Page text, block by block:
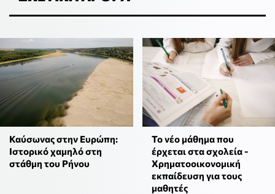
Καύσωνας στην Ευρώπη:
Ιστορικό χαμηλό στη
στάθμη του Ρήνου
Το νέο μάθημα που
έρχεται στα σχολεία -
Χρηματοοικονομική
εκπαίδευση για τους
μαθητές